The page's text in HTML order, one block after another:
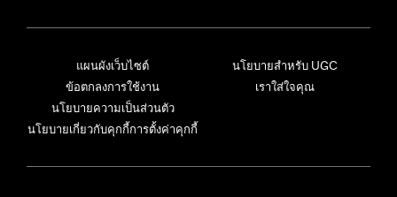
แผนผังเว็บไซต์
ข้อตกลงการใช้งาน
นโยบายความเป็นส่วนตัว
นโยบายเกี่ยวกับคุกกี้การตั้งค่าคุกกี้
นโยบายสำหรับ UGC
เราใส่ใจคุณ